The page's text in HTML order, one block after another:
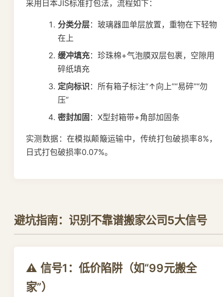
采用日本JIS标准打包法，流程如下：
分类分层：玻璃器皿单层放置，重物在下轻物
在上
缓冲填充：珍珠棉+气泡膜双层包裹，空隙用
碎纸填充
定向标识 ：所有箱子标注“↑向上”“易碎”“勿
压”
密封加固 ：X型封箱带+角部加固条
实测数据：在模拟颠簸运输中，传统打包破损率8%，
日式打包破损率0.07%。
避坑指南：识别不靠谱搬家公司5大信号
⚠️ 信号1：低价陷阱（如“99元搬全
家”）